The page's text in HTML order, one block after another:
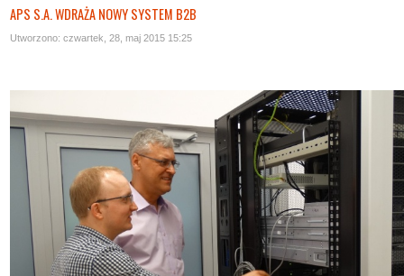
APS S.A. WDRAŻA NOWY SYSTEM B2B
Utworzono: czwartek, 28, maj 2015 15:25